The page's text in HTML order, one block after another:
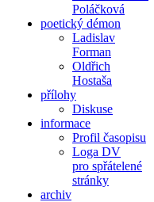
Poláčková
poetický démon
Ladislav
Forman
Oldřich
Hostaša
přílohy
Diskuse
informace
Profil časopisu
Loga DV
pro spřátelené
stránky
archiv